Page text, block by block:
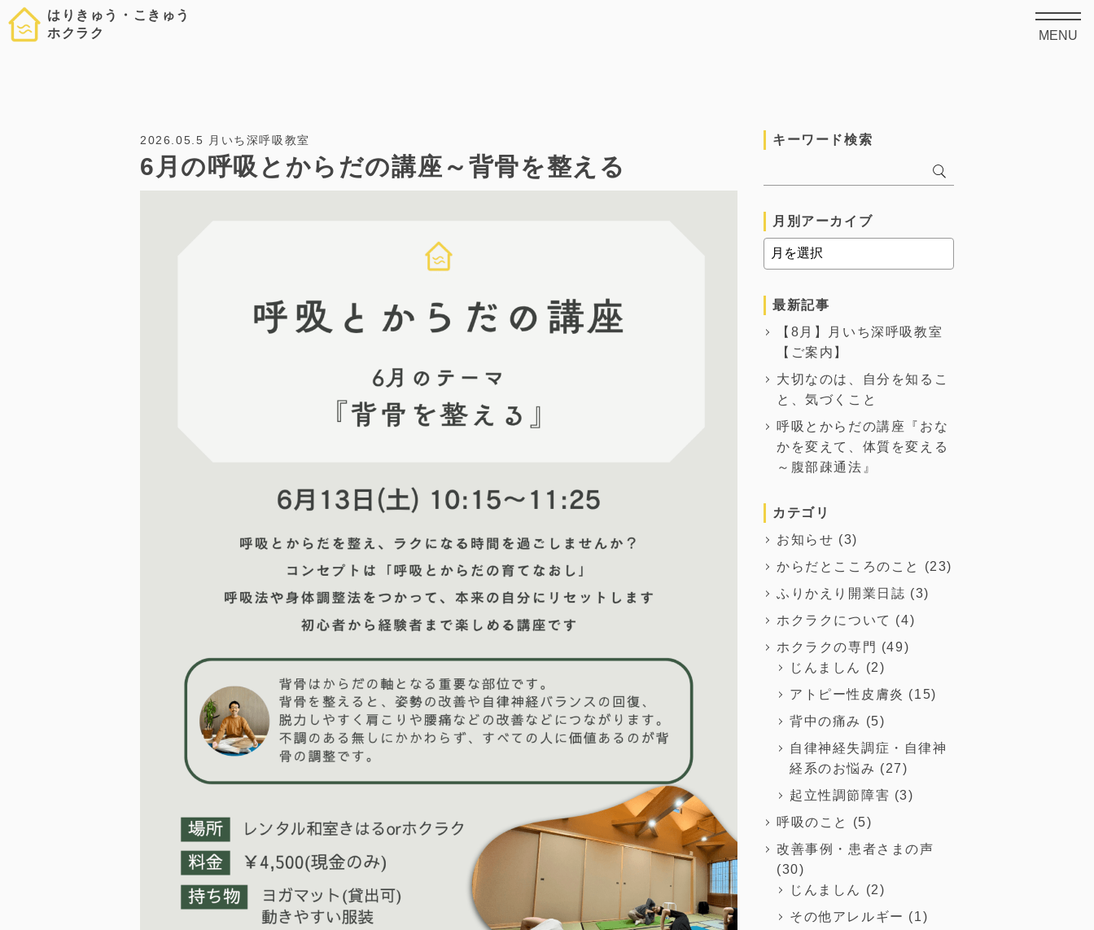
はりきゅう・こきゅう
ホクラク
MENU
2026.05.5 月いち深呼吸教室
6月の呼吸とからだの講座～背骨を整える
キーワード検索
月別アーカイブ
最新記事
【8月】月いち深呼吸教室
【ご案内】
大切なのは、自分を知るこ
と、気づくこと
呼吸とからだの講座『おな
かを変えて、体質を変える
～腹部疎通法』
カテゴリ
お知らせ (3)
からだとこころのこと
(23)
ふりかえり開業日誌 (3)
ホクラクについて (4)
ホクラクの専門 (49)
じんましん (2)
アトピー性皮膚炎 (15)
背中の痛み (5)
自律神経失調症・自律神
経系のお悩み (27)
起立性調節障害 (3)
呼吸のこと
(5)
改善事例・患者さまの声
(30)
じんましん (2)
その他アレルギー (1)